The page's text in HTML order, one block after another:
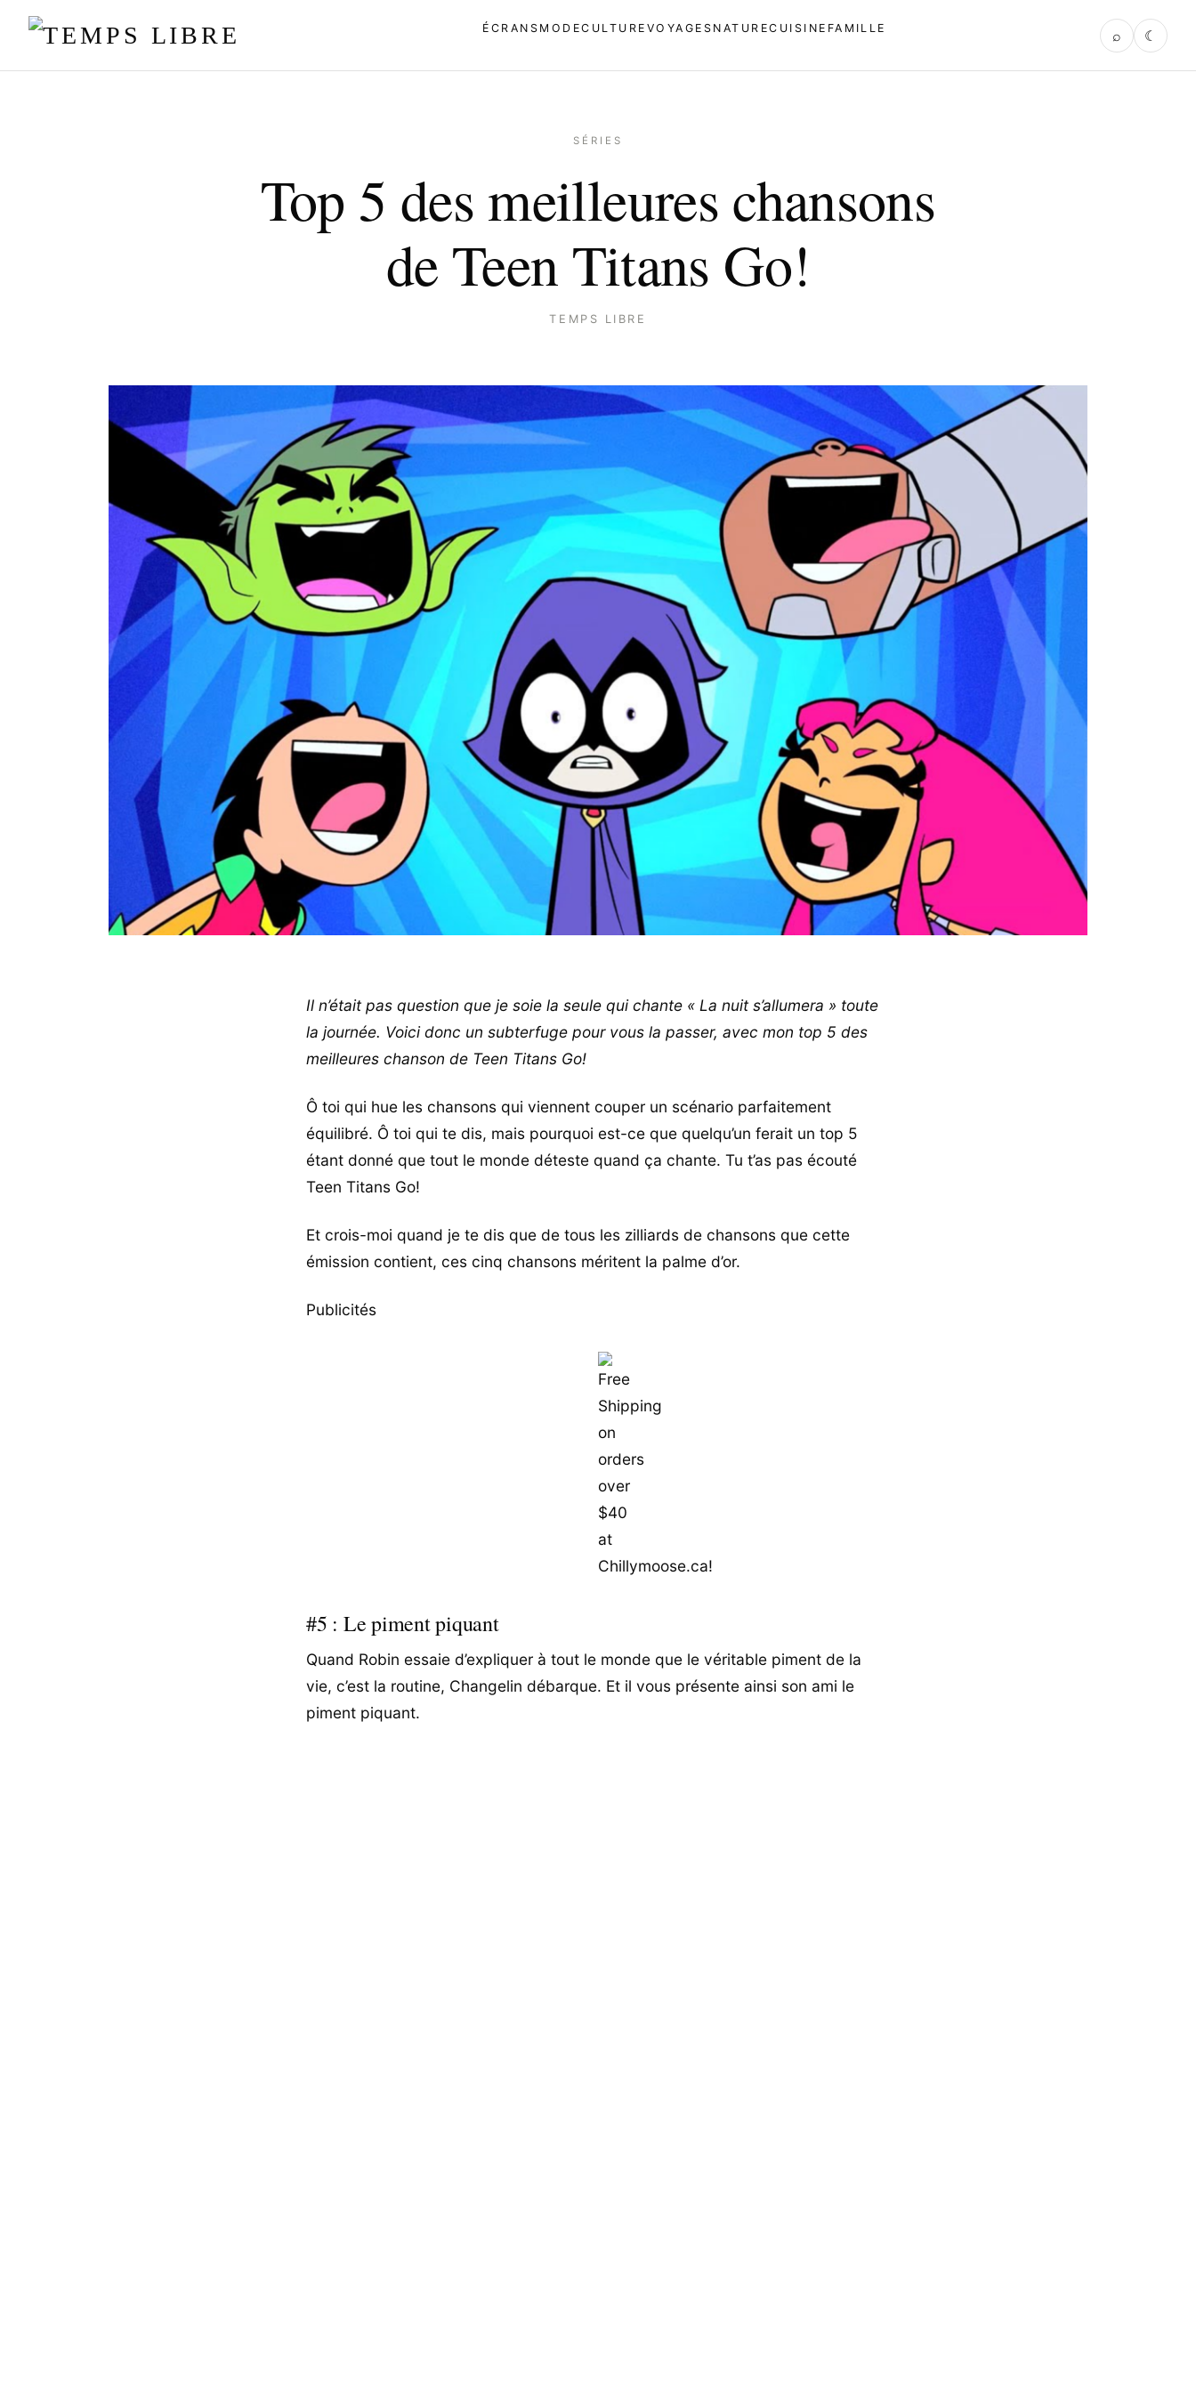
ÉCRANS MODECULTURE VOYAGES NATURECUISINE FAMILLE ⌕ ☾
SÉRIES
Top 5 des meilleures chansons
de Teen Titans Go!
TEMPS LIBRE
Il n’était pas question que je soie la seule qui chante « La nuit s’allumera » toute
la journée. Voici donc un subterfuge pour vous la passer, avec mon top 5 des
meilleures chanson de Teen Titans Go!
Ô toi qui hue les chansons qui viennent couper un scénario parfaitement
équilibré. Ô toi qui te dis, mais pourquoi est-ce que quelqu’un ferait un top 5
étant donné que tout le monde déteste quand ça chante. Tu t’as pas écouté
Teen Titans Go!
Et crois-moi quand je te dis que de tous les zilliards de chansons que cette
émission contient, ces cinq chansons méritent la palme d’or.
Publicités
#5 : Le piment piquant
Quand Robin essaie d’expliquer à tout le monde que le véritable piment de la
vie, c’est la routine, Changelin débarque. Et il vous présente ainsi son ami le
piment piquant.